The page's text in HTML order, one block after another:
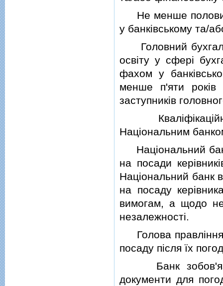
Не менше
у банкiвському та/
Головний
освiту у сферi
фахом у
менше п'яти рокiв
заступникiв
Квалiфiкацiйнi
Нацiональним
Нацiональний
на посади
Нацiональний банк
на посаду
вимогам, а щодо
незалежностi.
Голова правлiння
посаду пiсля їх
Банк
документи для